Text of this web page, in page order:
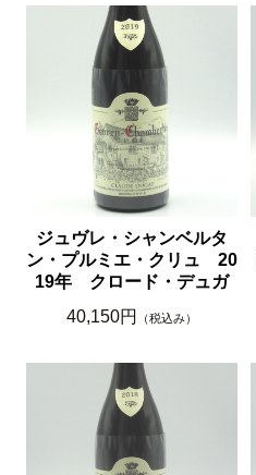
ジュヴレ・シャンベルタ
ン・プルミエ・クリュ 20
19年 クロード・デュガ
40,150円
（税込み）